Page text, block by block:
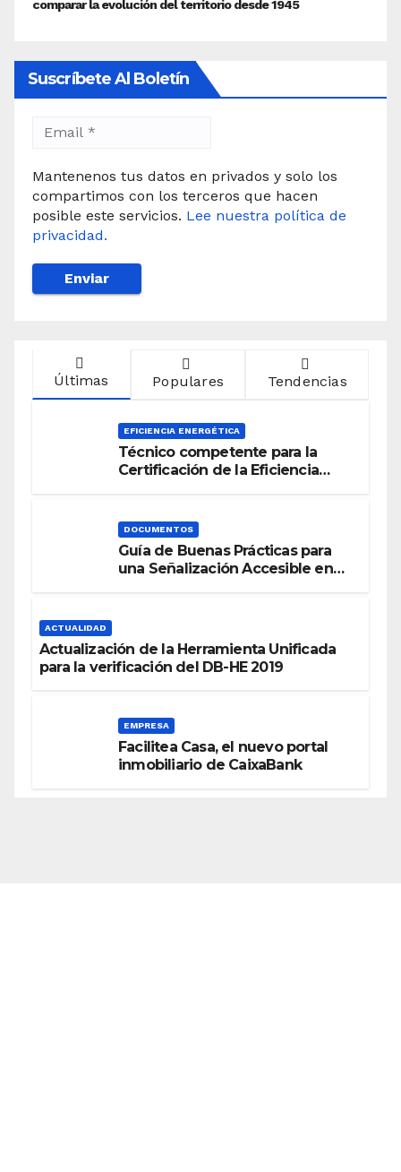
Suscríbete Al Boletín
Mantenenos tus datos en privados y solo los
compartimos con los terceros que hacen
posible este servicios. Lee nuestra política de
privacidad.
Últimas Populares Tendencias
EFICIENCIA ENERGÉTICA
Técnico competente para la
Certificación de la Eficiencia
DOCUMENTOS
Guía de Buenas Prácticas para
una Señalización Accesible en
ACTUALIDAD
Actualización de la Herramienta Unificada
para la verificación del DB-HE 2019
EMPRESA
Facilitea Casa, el nuevo portal
inmobiliario de CaixaBank